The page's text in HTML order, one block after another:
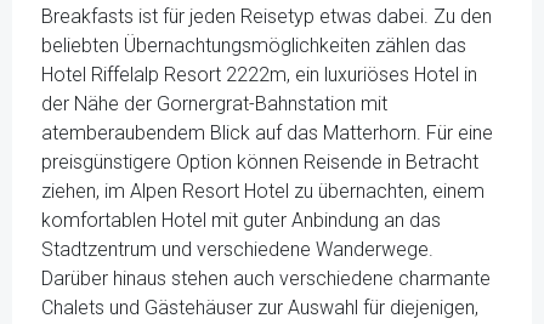
Breakfasts ist für jeden Reisetyp etwas dabei. Zu den
beliebten Übernachtungsmöglichkeiten zählen das
Hotel Riffelalp Resort 2222m, ein luxuriöses Hotel in
der Nähe der Gornergrat-Bahnstation mit
atemberaubendem Blick auf das Matterhorn. Für eine
preisgünstigere Option können Reisende in Betracht
ziehen, im Alpen Resort Hotel zu übernachten, einem
komfortablen Hotel mit guter Anbindung an das
Stadtzentrum und verschiedene Wanderwege.
Darüber hinaus stehen auch verschiedene charmante
Chalets und Gästehäuser zur Auswahl für diejenigen,